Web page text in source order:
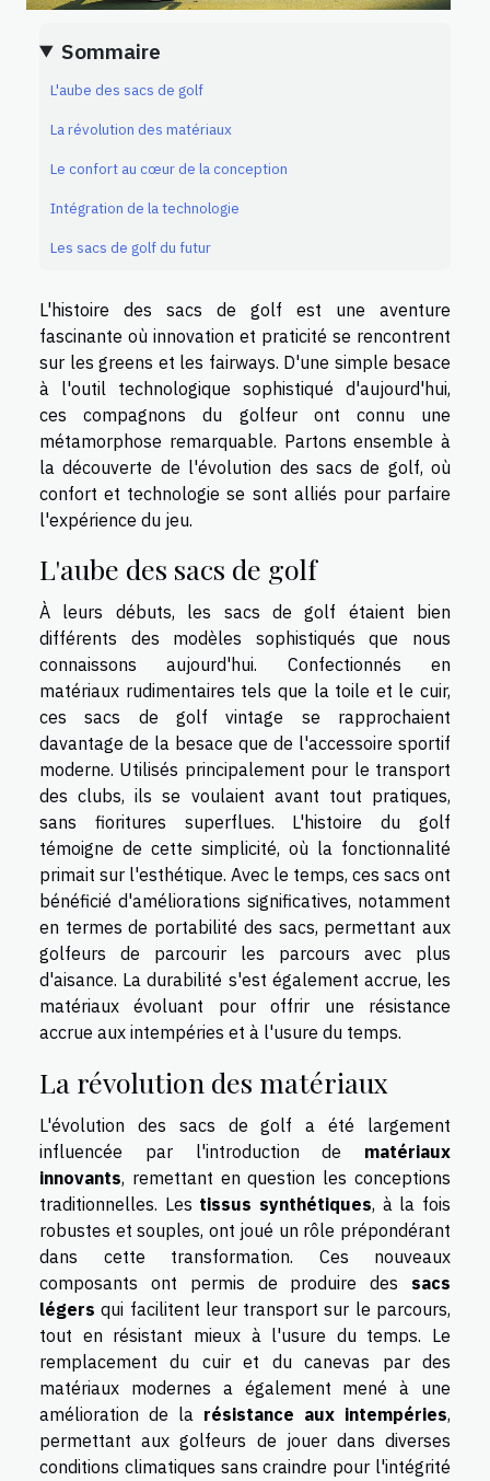
Sommaire
L'aube des sacs de golf
La révolution des matériaux
Le confort au cœur de la conception
Intégration de la technologie
Les sacs de golf du futur
L'histoire des sacs de golf est une aventure
fascinante où innovation et praticité se rencontrent
sur les greens et les fairways. D'une simple besace
à l'outil technologique sophistiqué d'aujourd'hui,
ces compagnons du golfeur ont connu une
métamorphose remarquable. Partons ensemble à
la découverte de l'évolution des sacs de golf, où
confort et technologie se sont alliés pour parfaire
l'expérience du jeu.
L'aube des sacs de golf
À leurs débuts, les sacs de golf étaient bien
différents des modèles sophistiqués que nous
connaissons aujourd'hui. Confectionnés en
matériaux rudimentaires tels que la toile et le cuir,
ces sacs de golf vintage se rapprochaient
davantage de la besace que de l'accessoire sportif
moderne. Utilisés principalement pour le transport
des clubs, ils se voulaient avant tout pratiques,
sans fioritures superflues. L'histoire du golf
témoigne de cette simplicité, où la fonctionnalité
primait sur l'esthétique. Avec le temps, ces sacs ont
bénéficié d'améliorations significatives, notamment
en termes de portabilité des sacs, permettant aux
golfeurs de parcourir les parcours avec plus
d'aisance. La durabilité s'est également accrue, les
matériaux évoluant pour offrir une résistance
accrue aux intempéries et à l'usure du temps.
La révolution des matériaux
L'évolution des sacs de golf a été largement
influencée par l'introduction de matériaux
innovants, remettant en question les conceptions
traditionnelles. Les tissus synthétiques, à la fois
robustes et souples, ont joué un rôle prépondérant
dans cette transformation. Ces nouveaux
composants ont permis de produire des sacs
légers qui facilitent leur transport sur le parcours,
tout en résistant mieux à l'usure du temps. Le
remplacement du cuir et du canevas par des
matériaux modernes a également mené à une
amélioration de la résistance aux intempéries,
permettant aux golfeurs de jouer dans diverses
conditions climatiques sans craindre pour l'intégrité